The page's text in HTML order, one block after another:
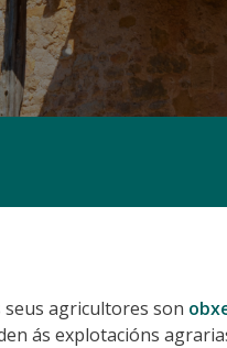
agricultores son
ás explotacións